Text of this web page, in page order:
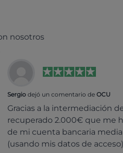
nosotros
Sergiodejó un comentario de OCU
Gracias a la intermediación
recuperado 2.000€ que me
de mi cuenta bancaria
(usando mis datos de